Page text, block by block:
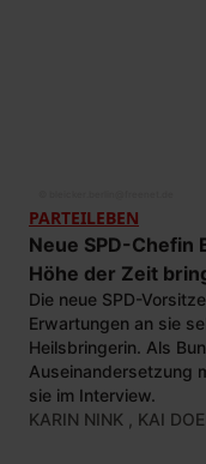
PARTEILEBEN
Neue SPD-Chefin
Höhe der Zeit
Die neue SPD-
Erwartungen an sie
Heilsbringerin. Als
Auseinandersetzung
sie im Interview.
KARIN NINK
KAI